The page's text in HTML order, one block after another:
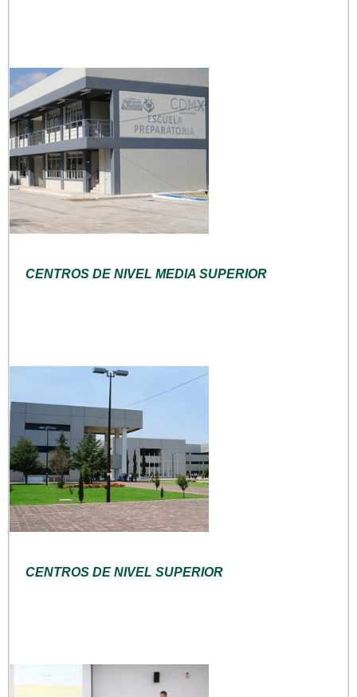
CENTROS DE NIVEL MEDIA SUPERIOR
CENTROS DE NIVEL SUPERIOR